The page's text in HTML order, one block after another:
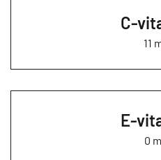
C-
11
E-
0